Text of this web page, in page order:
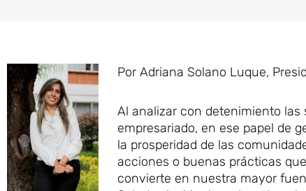
Por Adriana Solano Luque,
Al analizar con detenimiento las
empresariado, en ese papel de
la prosperidad de las
acciones o buenas prácticas
convierte en nuestra mayor